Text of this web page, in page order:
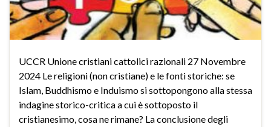
UCCR Unione cristiani cattolici razionali 27 Novembre
2024 Le religioni (non cristiane) e le fonti storiche: se
Islam, Buddhismo e Induismo si sottopongono alla stessa
indagine storico-critica a cui è sottoposto il
cristianesimo, cosa ne rimane? La conclusione degli